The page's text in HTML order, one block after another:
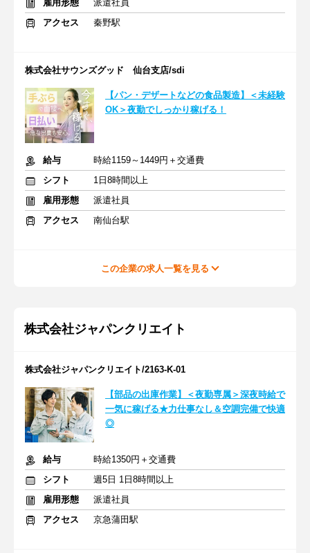
雇用形態
派遣社員
アクセス
秦野駅
株式会社サウンズグッド 仙台支店/sdi
【パン・デザートなどの食品製造】＜未経験
OK＞夜勤でしっかり稼げる！
給与
時給1159～1449円＋交通費
シフト
1日8時間以上
雇用形態
派遣社員
アクセス
南仙台駅
この企業の求人一覧を見る
株式会社ジャパンクリエイト
株式会社ジャパンクリエイト/2163-K-01
【部品の出庫作業】＜夜勤専属＞深夜時給で
一気に稼げる★力仕事なし＆空調完備で快適
◎
給与
時給1350円＋交通費
シフト
週5日 1日8時間以上
雇用形態
派遣社員
アクセス
京急蒲田駅